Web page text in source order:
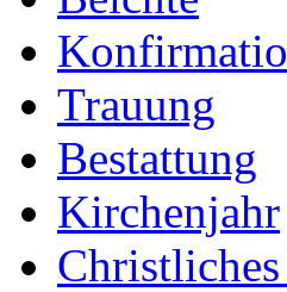
Trauung
Bestattung
Kirchenjahr